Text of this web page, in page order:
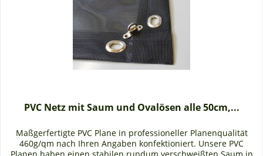
PVC Netz mit Saum und Ovalösen alle 50cm,...
Maßgerfertigte PVC Plane in professioneller Planenqualität
460g/qm nach Ihren Angaben konfektioniert. Unsere PVC